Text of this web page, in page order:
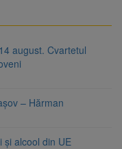
august. Cvartetul
– Hărman
și alcool din UE